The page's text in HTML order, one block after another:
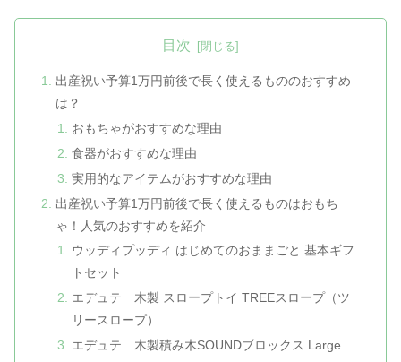
目次
出産祝い予算1万円前後で長く使えるもののおすすめ
は？
おもちゃがおすすめな理由
食器がおすすめな理由
実用的なアイテムがおすすめな理由
出産祝い予算1万円前後で長く使えるものはおもち
ゃ！人気のおすすめを紹介
ウッディプッディ はじめてのおままごと 基本ギフ
トセット
エデュテ 木製 スロープトイ TREEスロープ（ツ
リースロープ）
エデュテ 木製積み木SOUNDブロックス Large